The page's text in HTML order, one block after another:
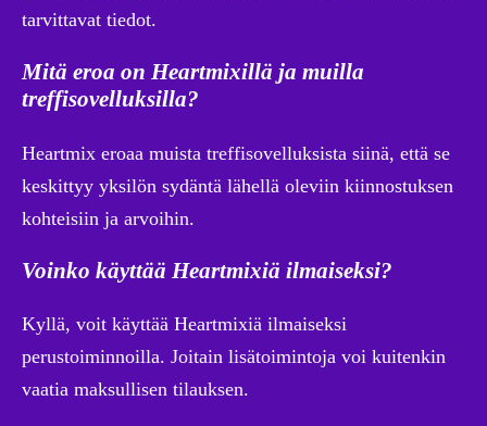
tarvittavat tiedot.
Mitä eroa on Heartmixillä ja muilla
treffisovelluksilla?
Heartmix eroaa muista treffisovelluksista siinä, että se
keskittyy yksilön sydäntä lähellä oleviin kiinnostuksen
kohteisiin ja arvoihin.
Voinko käyttää Heartmixiä ilmaiseksi?
Kyllä, voit käyttää Heartmixiä ilmaiseksi
perustoiminnoilla. Joitain lisätoimintoja voi kuitenkin
vaatia maksullisen tilauksen.